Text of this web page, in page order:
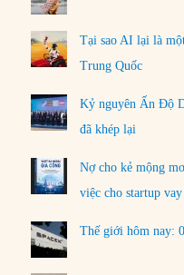
Tại sao AI lại là
Trung Quốc
Kỷ nguyên Ấn Độ
đã khép lại
Nợ cho kẻ mộng
việc cho startup
Thế giới hôm nay: